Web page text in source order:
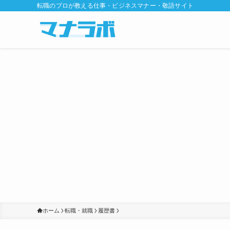
転職のプロが教える仕事・ビジネスマナー・敬語サイト
ホーム 転職・就職 履歴書